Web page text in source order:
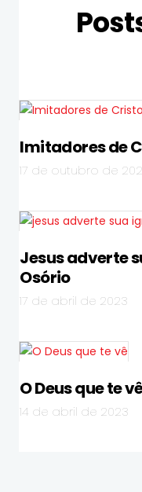
Imitadores de
17 de outubro de
Jesus adverte
Osório
17 de abril de 2023
O Deus que te
14 de abril de 2023